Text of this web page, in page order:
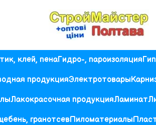
клей, пенаГидро-, пароизоляция
продукцияЭлектротовары
Лакокрасочная продукцияЛаминат
гранотсевПиломатериалы